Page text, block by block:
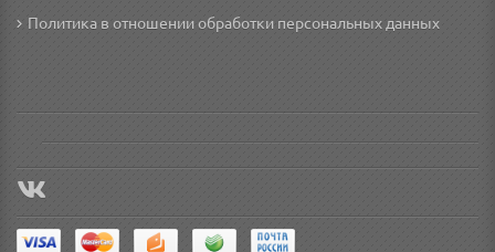
Политика в отношении обработки персональных данных